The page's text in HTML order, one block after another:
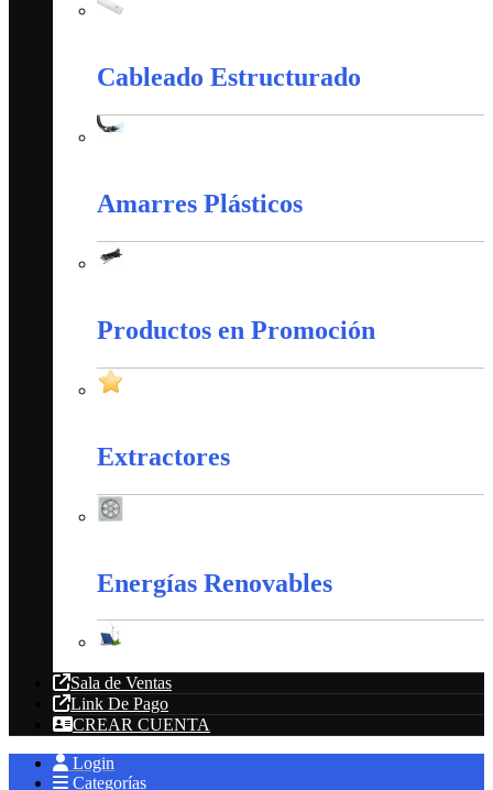
Cableado Estructurado
Amarres Plásticos
Productos en Promoción
Extractores
Energías Renovables
Sala de Ventas
Link De Pago
CREAR CUENTA
Login
Categorías